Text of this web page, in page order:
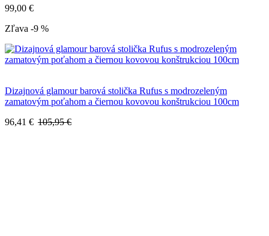
99,00 €
Zľava -9 %
Dizajnová glamour barová stolička Rufus s modrozeleným
zamatovým poťahom a čiernou kovovou konštrukciou 100cm
96,41 € 105,95 €